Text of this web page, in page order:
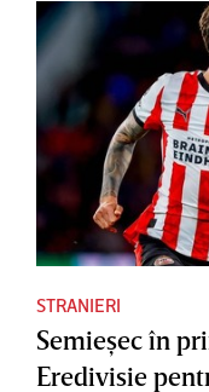
STRANIERI
Semieşec în
Eredivisie